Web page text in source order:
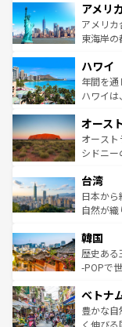
ンツ一覧
の建物が
博物館も
ことが
ば市内交
着のス
アメリカ
アメリカ
東海岸
のような
ンメン
西部に
部のニュ
文化が魅
しみな
ならではの贅
情報は
ハワイ
年間を
ハワイ
ワイ島は
島だが、
おすす
れるおも
人々、
ク、伝
ワイを、存分に
はコンテ
オース
オースト
シドニ
リアリー
ク）、
ど、見
いる。ア
ビング
い。オー
参照して
台湾
日本か
自然が
ン）、静
と山間
驚きをも
容にもい
照してほ
韓国
歴史あ
-POPで
き、地方
できる
まで、
ベトナ
豊かな
く伸び